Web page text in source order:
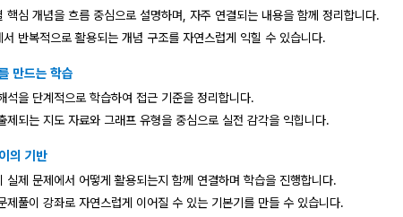
핵심 개념을 흐름 중심으로 설명하며, 자주 연결되는 내용을 함께 정리합니다.
서 반복적으로 활용되는 개념 구조를 자연스럽게 익힐 수 있습니다.
만드는 학습
석을 단계적으로 학습하여 접근 기준을 정리합니다.
제되는 지도 자료와 그래프 유형을 중심으로 실전 감각을 익힙니다.
의 기반
실제 문제에서 어떻게 활용되는지 함께 연결하며 학습을 진행합니다.
제풀이 강좌로 자연스럽게 이어질 수 있는 기본기를 만들 수 있습니다.